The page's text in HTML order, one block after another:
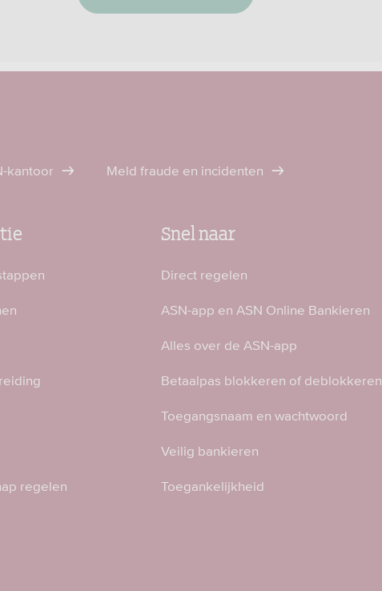
kantoor Meld fraude en incidenten
regelen
Snel naar
Direct regelen
ASN-app en ASN Online Bankieren
Alles over de ASN-app
Betaalpas blokkeren of deblokkeren
Toegangsnaam en wachtwoord
Veilig bankieren
Toegankelijkheid